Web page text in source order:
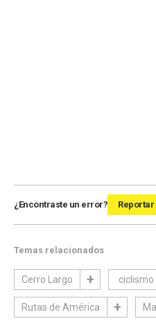
¿Encontraste un error? Reportar
Temas relacionados
Cerro Largo ciclismo
Rutas de América